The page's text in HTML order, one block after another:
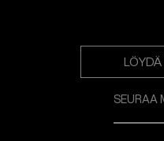
SEURAA